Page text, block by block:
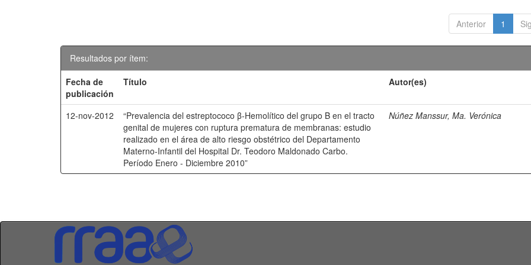
Anterior 1
Resultados por ítem:
Fecha de
publicación
Título Autor(es)
12-nov-2012
“Prevalencia del estreptococo β-Hemolítico del grupo B en el tracto
genital de mujeres con ruptura prematura de membranas: estudio
realizado en el área de alto riesgo obstétrico del Departamento
Materno-Infantil del Hospital Dr. Teodoro Maldonado Carbo.
Período Enero - Diciembre 2010”
Núñez Manssur, Ma. Verónica